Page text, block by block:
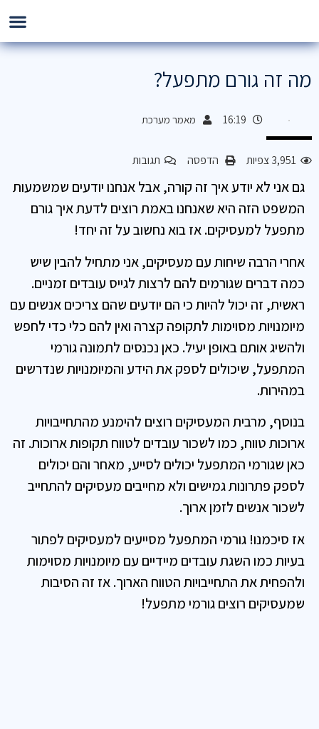
מה זה גורם מתפעל?
16:19 מאמר מערכת
3,951 צפיות הדפסה תגובות
גם אני לא יודע איך זה קורה, אבל אנחנו יודעים שמשמעות
המשפט הזה היא שאנחנו באמת רוצים לדעת איך גורם
מתפעל למעסיקים. אז בוא נחשוב על זה יחד!
אחרי הרבה שיחות עם מעסיקים, אני מתחיל להבין שיש
כמה דברים שגורמים להם לרצות לגייס עובדים זמניים.
ראשית, זה יכול להיות כי הם יודעים שהם צריכים אנשים עם
מיומנויות מסוימות לתקופה קצרה ואין להם כלי כדי לחפש
ולהשיג אותם באופן יעיל. כאן נכנסים לתמונה גורמי
המתפעל, שיכולים לספק את הידע והמיומנויות שנדרשים
במהירות.
בנוסף, מרבית המעסיקים רוצים להימנע מהתחייבויות
ארוכות טווח, כמו לשכור עובדים לטווח תקופות ארוכות. זה
כאן שגורמי המתפעל יכולים לסייע, מאחר והם יכולים
לספק פתרונות גמישים ולא מחייבים מעסיקים להתחייב
לשכור אנשים לזמן ארוך.
אז סיכמנו! גורמי המתפעל מסייעים למעסיקים לפתור
בעיות כמו השגת עובדים מיידיים עם מיומנויות מסוימות
ולהפחית את התחייבויות הטווח הארוך. אז זה הסיבות
שמעסיקים רוצים גורמי מתפעל!